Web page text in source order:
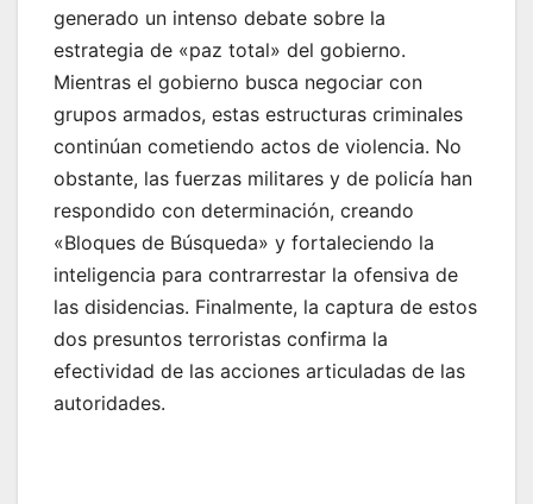
generado un intenso debate sobre la
estrategia de «paz total» del gobierno.
Mientras el gobierno busca negociar con
grupos armados, estas estructuras criminales
continúan cometiendo actos de violencia. No
obstante, las fuerzas militares y de policía han
respondido con determinación, creando
«Bloques de Búsqueda» y fortaleciendo la
inteligencia para contrarrestar la ofensiva de
las disidencias. Finalmente, la captura de estos
dos presuntos terroristas confirma la
efectividad de las acciones articuladas de las
autoridades.